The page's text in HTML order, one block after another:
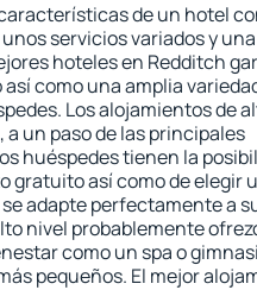
de un hotel
servicios variados y una
hoteles en Redditch
como una amplia
Los alojamientos de
un paso de las principales
huéspedes tienen la
gratuito así como de elegir
adapte perfectamente a
nivel probablemente
como un spa o
pequeños. El mejor